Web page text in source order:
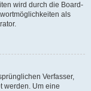
wird durch die Board-
als
Verfasser,
werden. Um eine